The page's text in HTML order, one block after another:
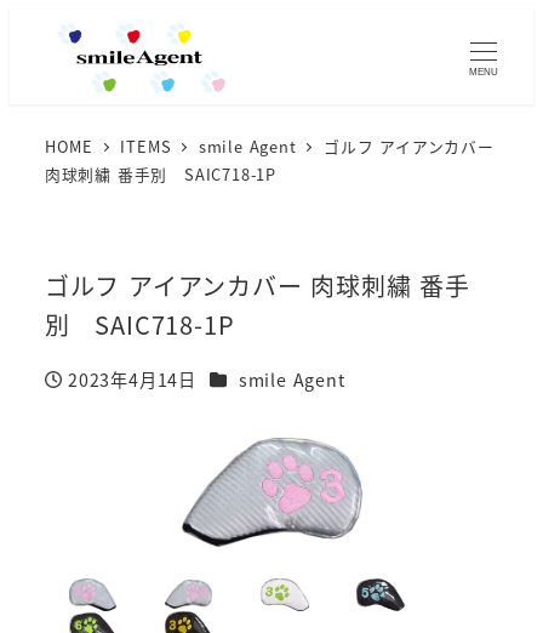
MENU
HOME ITEMS smile Agent
ゴルフ アイアンカバー
肉球刺繍 番手別 SAIC718-1P
ゴルフ アイアンカバー 肉球刺繍 番手
別 SAIC718-1P
投稿日
2023年4月14日 カテゴリー
smile Agent